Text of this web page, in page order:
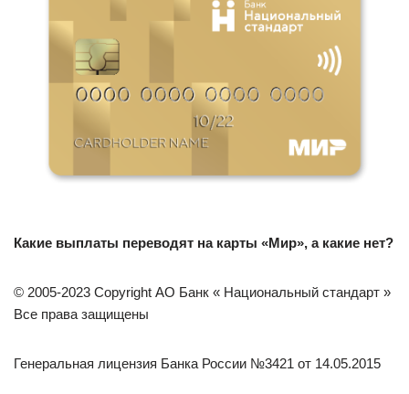
Какие выплаты переводят на карты «Мир», а какие нет?
© 2005-2023 Copyright АО Банк « Национальный стандарт »
Все права защищены
Генеральная лицензия Банка России №3421 от 14.05.2015